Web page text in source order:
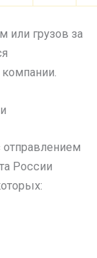
или грузов за
России